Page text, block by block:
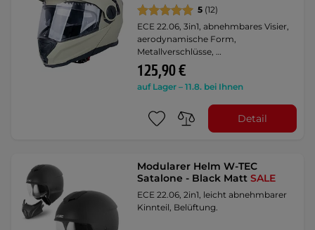
5 (12)
ECE 22.06, 3in1, abnehmbares Visier,
aerodynamische Form,
Metallverschlüsse, …
125,90 €
auf Lager – 11.8. bei Ihnen
Detail
Modularer Helm W-TEC
Satalone - Black MattSALE
ECE 22.06, 2in1, leicht abnehmbarer
Kinnteil, Belüftung.